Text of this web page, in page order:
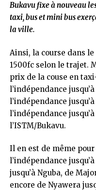
Bukavu fixe à nouveau
taxi, bus et mini bus
la ville.
Ainsi, la course dans
1500fc selon le trajet.
prix de la couse en
l’indépendance
l’indépendance
l’indépendance
l’ISTM/Bukavu.
Il en est de même
l’indépendance
jusqu’à Nguba, de
encore de Nyawera